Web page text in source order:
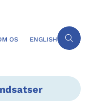
OS ENGLISH